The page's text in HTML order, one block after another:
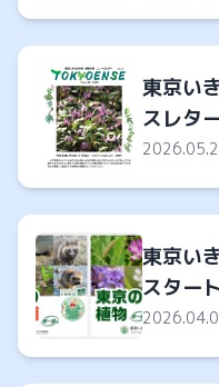
東京い
スレタ
東京い
スター